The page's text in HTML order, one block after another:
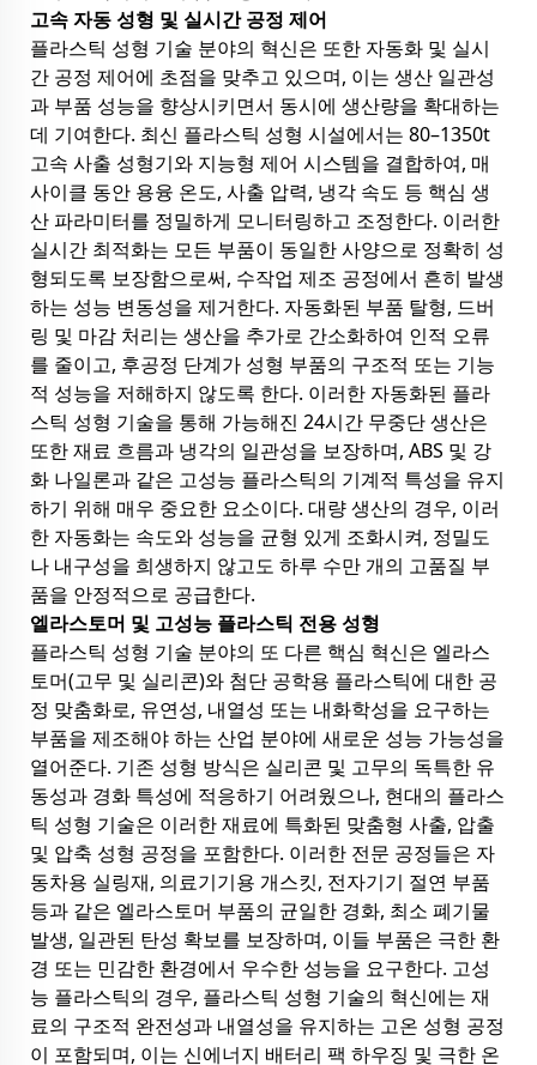
고속 자동 성형 및 실시간 공정 제어
플라스틱 성형 기술 분야의 혁신은 또한 자동화 및 실시
간 공정 제어에 초점을 맞추고 있으며, 이는 생산 일관성
과 부품 성능을 향상시키면서 동시에 생산량을 확대하는
데 기여한다. 최신 플라스틱 성형 시설에서는 80–1350t
고속 사출 성형기와 지능형 제어 시스템을 결합하여, 매
사이클 동안 용융 온도, 사출 압력, 냉각 속도 등 핵심 생
산 파라미터를 정밀하게 모니터링하고 조정한다. 이러한
실시간 최적화는 모든 부품이 동일한 사양으로 정확히 성
형되도록 보장함으로써, 수작업 제조 공정에서 흔히 발생
하는 성능 변동성을 제거한다. 자동화된 부품 탈형, 드버
링 및 마감 처리는 생산을 추가로 간소화하여 인적 오류
를 줄이고, 후공정 단계가 성형 부품의 구조적 또는 기능
적 성능을 저해하지 않도록 한다. 이러한 자동화된 플라
스틱 성형 기술을 통해 가능해진 24시간 무중단 생산은
또한 재료 흐름과 냉각의 일관성을 보장하며, ABS 및 강
화 나일론과 같은 고성능 플라스틱의 기계적 특성을 유지
하기 위해 매우 중요한 요소이다. 대량 생산의 경우, 이러
한 자동화는 속도와 성능을 균형 있게 조화시켜, 정밀도
나 내구성을 희생하지 않고도 하루 수만 개의 고품질 부
품을 안정적으로 공급한다.
엘라스토머 및 고성능 플라스틱 전용 성형
플라스틱 성형 기술 분야의 또 다른 핵심 혁신은 엘라스
토머(고무 및 실리콘)와 첨단 공학용 플라스틱에 대한 공
정 맞춤화로, 유연성, 내열성 또는 내화학성을 요구하는
부품을 제조해야 하는 산업 분야에 새로운 성능 가능성을
열어준다. 기존 성형 방식은 실리콘 및 고무의 독특한 유
동성과 경화 특성에 적응하기 어려웠으나, 현대의 플라스
틱 성형 기술은 이러한 재료에 특화된 맞춤형 사출, 압출
및 압축 성형 공정을 포함한다. 이러한 전문 공정들은 자
동차용 실링재, 의료기기용 개스킷, 전자기기 절연 부품
등과 같은 엘라스토머 부품의 균일한 경화, 최소 폐기물
발생, 일관된 탄성 확보를 보장하며, 이들 부품은 극한 환
경 또는 민감한 환경에서 우수한 성능을 요구한다. 고성
능 플라스틱의 경우, 플라스틱 성형 기술의 혁신에는 재
료의 구조적 완전성과 내열성을 유지하는 고온 성형 공정
이 포함되며, 이는 신에너지 배터리 팩 하우징 및 극한 온